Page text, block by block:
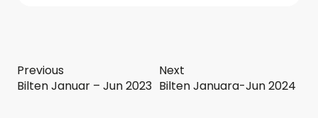
Previous
Bilten Januar – Jun 2023
Next
Bilten Januara-Jun 2024